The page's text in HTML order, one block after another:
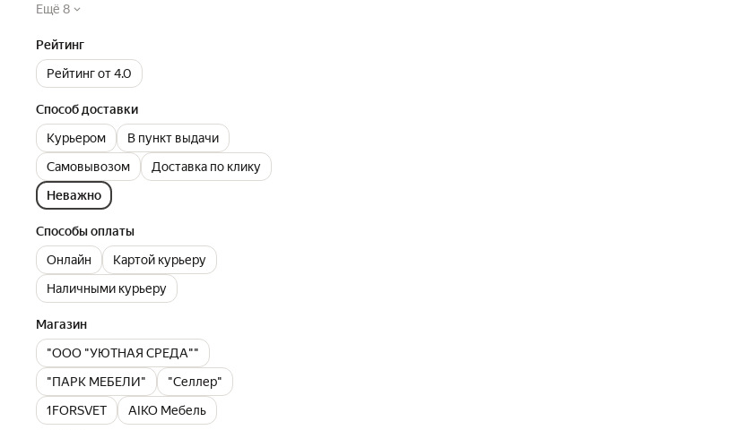
Ещё 8
Рейтинг
Рейтинг от 4.0
Способ доставки
Курьером
В пункт выдачи
Самовывозом
Доставка по клику
Неважно
Способы оплаты
Онлайн
Картой курьеру
Наличными курьеру
Магазин
"ООО "УЮТНАЯ СРЕДА""
"ПАРК МЕБЕЛИ"
"Селлер"
1FORSVET
AIKO Мебель